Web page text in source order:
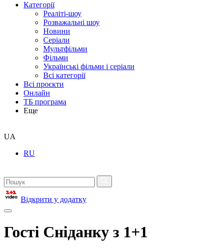
Категорії
Реаліті-шоу
Розважальні шоу
Новини
Серіали
Мультфільми
Фільми
Українські фільми і серіали
Всі категорії
Всі проєкти
Онлайн
ТБ програма
Еще
UA
RU
Відкрити у додатку
Гості Сніданку з 1+1